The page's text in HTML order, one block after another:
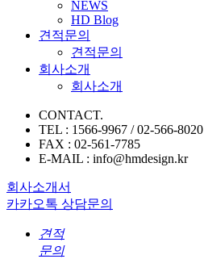
NEWS
HD Blog
견적문의
견적문의
회사소개
회사소개
CONTACT.
TEL : 1566-9967 / 02-566-8020
FAX : 02-561-7785
E-MAIL : info@hmdesign.kr
회사소개서
카카오톡 상담문의
견적
문의